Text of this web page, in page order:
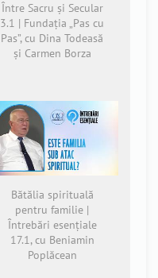
Între Sacru și Secular
3.1 | Fundația „Pas cu
Pas”, cu Dina Todeasă
și Carmen Borza
Bătălia spirituală
pentru familie |
Întrebări esențiale
17.1, cu Beniamin
Poplăcean